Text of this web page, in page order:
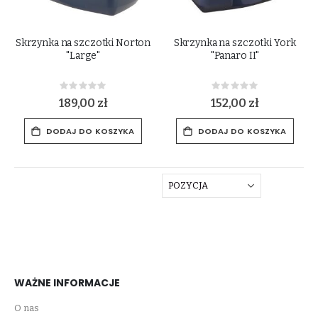
Skrzynka na szczotki Norton
"Large"
Rating:
0%
189,00 zł
DODAJ DO KOSZYKA
Skrzynka na szczotki York
"Panaro II"
Rating:
0%
152,00 zł
DODAJ DO KOSZYKA
WAŻNE INFORMACJE
O nas